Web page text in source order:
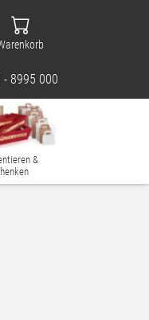
- 8995 000
&